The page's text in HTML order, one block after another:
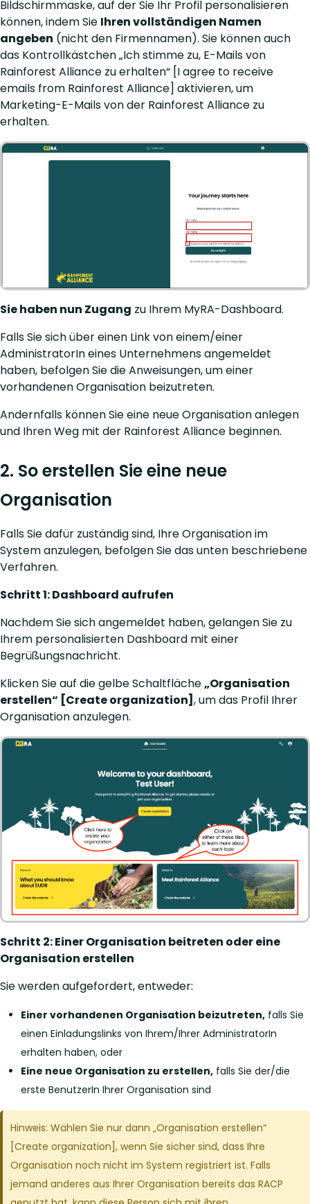
Bildschirmmaske, auf der Sie Ihr Profil personalisieren
können, indem Sie Ihren vollständigen Namen
angeben (nicht den Firmennamen). Sie können auch
das Kontrollkästchen „Ich stimme zu, E-Mails von
Rainforest Alliance zu erhalten“ [I agree to receive
emails from Rainforest Alliance] aktivieren, um
Marketing-E-Mails von der Rainforest Alliance zu
erhalten.
Sie haben nun Zugang zu Ihrem MyRA-Dashboard.
Falls Sie sich über einen Link von einem/einer
AdministratorIn eines Unternehmens angemeldet
haben, befolgen Sie die Anweisungen, um einer
vorhandenen Organisation beizutreten.
Andernfalls können Sie eine neue Organisation anlegen
und Ihren Weg mit der Rainforest Alliance beginnen.
2. So erstellen Sie eine neue
Organisation
Falls Sie dafür zuständig sind, Ihre Organisation im
System anzulegen, befolgen Sie das unten beschriebene
Verfahren.
Schritt 1: Dashboard aufrufen
Nachdem Sie sich angemeldet haben, gelangen Sie zu
Ihrem personalisierten Dashboard mit einer
Begrüßungsnachricht.
Klicken Sie auf die gelbe Schaltfläche„Organisation
erstellen“ [Create organization] , um das Profil Ihrer
Organisation anzulegen.
Schritt 2: Einer Organisation beitreten oder eine
Organisation erstellen
Sie werden aufgefordert, entweder:
Einer vorhandenen Organisation beizutreten, falls Sie
einen Einladungslinks von Ihrem/Ihrer AdministratorIn
erhalten haben, oder
Eine neue Organisation zu erstellen, falls Sie der/die
erste BenutzerIn Ihrer Organisation sind
Hinweis: Wählen Sie nur dann „Organisation erstellen“
[Create organization], wenn Sie sicher sind, dass Ihre
Organisation noch nicht im System registriert ist. Falls
jemand anderes aus Ihrer Organisation bereits das RACP